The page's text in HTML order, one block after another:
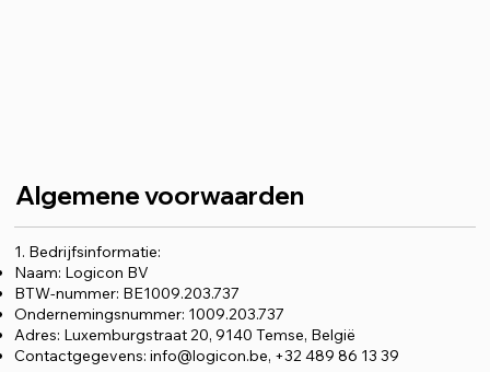
Algemene voorwaarden
1. Bedrijfsinformatie:
Naam: Logicon BV
BTW-nummer: BE1009.203.737
Ondernemingsnummer: 1009.203.737
Adres: Luxemburgstraat 20, 9140 Temse, België
Contactgegevens:info@logicon.be, +32 489 86 13 39